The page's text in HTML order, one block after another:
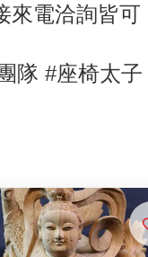
來電洽詢皆可
隊 #座椅太子